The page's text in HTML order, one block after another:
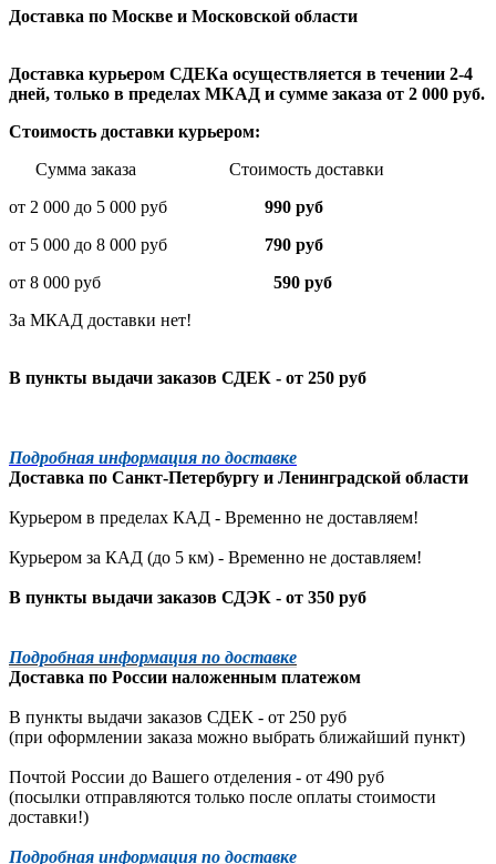
Доставка по Москве и Московской области
Доставка курьером СДЕКа осуществляется в течении 2-4
дней, только в пределах МКАД и сумме заказа от 2 000 руб.
Стоимость доставки курьером:
Сумма заказа Стоимость доставки
от 2 000 до 5 000 руб
990 руб
от 5 000 до 8 000 руб 790 руб
от 8 000 руб 590 руб
За МКАД доставки нет!
В пункты выдачи заказов СДЕК - от 250 руб
Подробная информация по доставке
Доставка по Санкт-Петербургу и Ленинградской области
Курьером в пределах КАД - Временно не доставляем!
Курьером за КАД (до 5 км) - Временно не доставляем!
В пункты выдачи заказов СДЭК - от 350 руб
Подробная информация по доставке
Доставка по России наложенным платежом
В пункты выдачи заказов СДЕК - от 250 руб
(при оформлении заказа можно выбрать ближайший пункт)
Почтой России до Вашего отделения - от 490 руб
(посылки отправляются только после оплаты стоимости
доставки!)
Подробная информация по доставке